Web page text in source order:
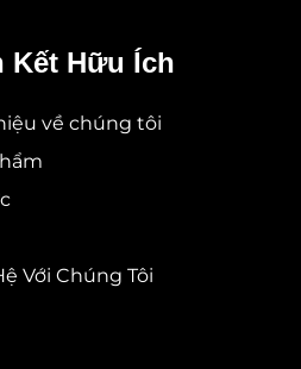
Kết Hữu Ích
về chúng tôi
Với Chúng Tôi